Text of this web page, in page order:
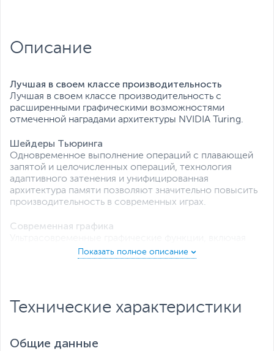
Разъемы:
Описание
Лучшая в своем классе производительность
Лучшая в своем классе производительность с
расширенными графическими возможностями
отмеченной наградами архитектуры NVIDIA Turing.
Шейдеры Тьюринга
Одновременное выполнение операций с плавающей
запятой и целочисленных операций, технология
адаптивного затенения и унифицированная
архитектура памяти позволяют значительно повысить
производительность в современных играх.
Современная графика
затенение с переменной скоростью, затенение сетки
и многовидовой рендеринг.
Технические характеристики
Общие данные